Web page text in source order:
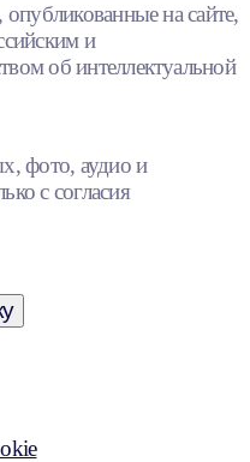
на сайте,
и
об интеллектуальной
фото, аудио и
с согласия